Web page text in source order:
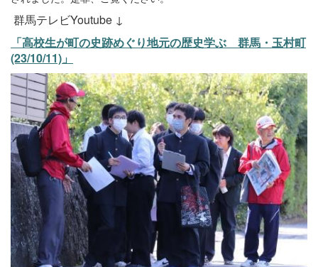
群馬テレビYoutube ↓
「高校生が町の史跡めぐり地元の歴史学ぶ 群馬・玉村町
(23/10/11)」